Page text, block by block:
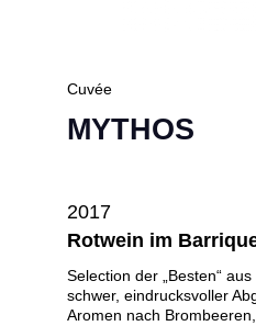
Cuvée
MYTHOS
2017
Rotwein im
Selection der „Besten“
schwer, eindrucksvoller
Aromen nach